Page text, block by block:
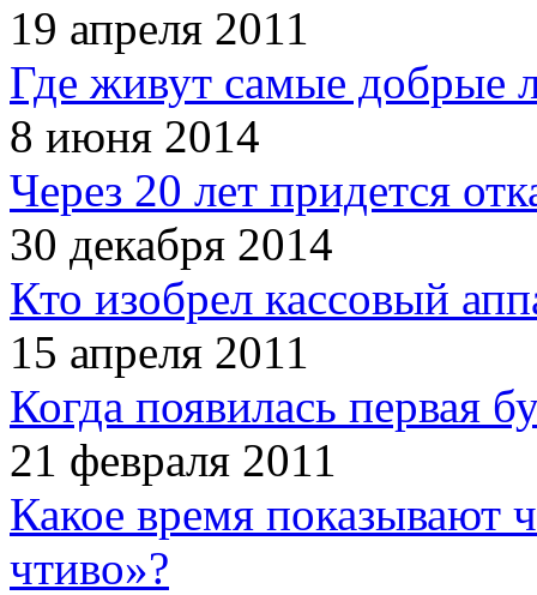
19 апреля 2011
Где живут самые добрые
8 июня 2014
Через 20 лет придется
30 декабря 2014
Кто изобрел кассовый
15 апреля 2011
Когда появилась первая
21 февраля 2011
Какое время показывают
чтиво»?